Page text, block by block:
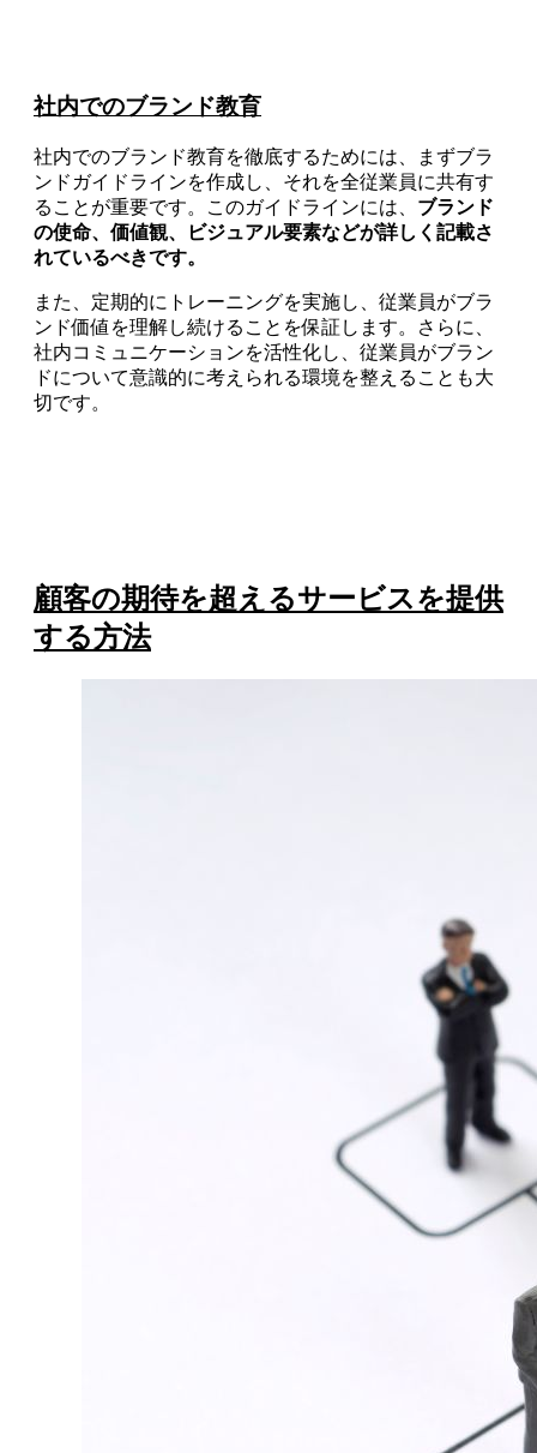
社内でのブランド教育
社内でのブランド教育を徹底するためには、まずブラ
ンドガイドラインを作成し、それを全従業員に共有す
ることが重要です。このガイドラインには、 ブランド
の使命、価値観、ビジュアル要素などが詳しく記載さ
れているべきです。
また、定期的にトレーニングを実施し、従業員がブラ
ンド価値を理解し続けることを保証します。さらに、
社内コミュニケーションを活性化し、従業員がブラン
ドについて意識的に考えられる環境を整えることも大
切です。
顧客の期待を超えるサービスを提供
する方法